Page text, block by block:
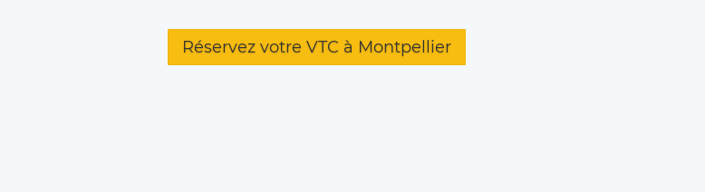
Réservez votre VTC à Montpellier